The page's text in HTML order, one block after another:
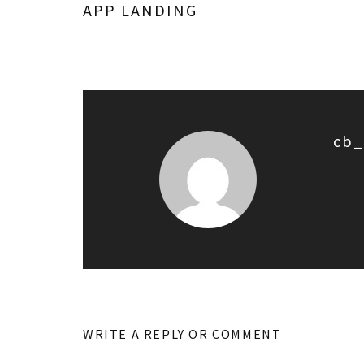
APP LANDING
WRITE A REPLY OR COMMENT